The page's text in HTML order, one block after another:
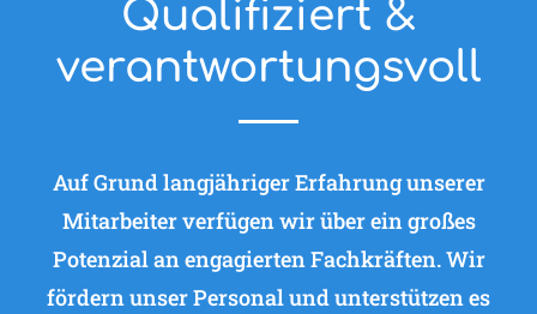
Qualifiziert &
verantwortungsvoll
Auf Grund langjähriger Erfahrung unserer
Mitarbeiter verfügen wir über ein großes
Potenzial an engagierten Fachkräften. Wir
fördern unser Personal und unterstützen es